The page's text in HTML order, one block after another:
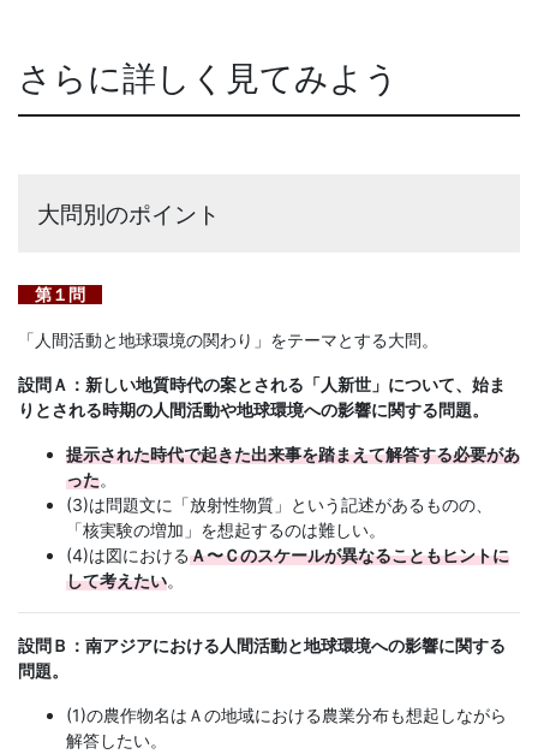
さらに詳しく見てみよう
大問別のポイント
第１問
「人間活動と地球環境の関わり」をテーマとする大問。
設問Ａ：新しい地質時代の案とされる「人新世」について、始ま
りとされる時期の人間活動や地球環境への影響に関する問題。
提示された時代で起きた出来事を踏まえて解答する必要があ
った。
(3)は問題文に「放射性物質」という記述があるものの、
「核実験の増加」を想起するのは難しい。
(4)は図におけるＡ〜Ｃのスケールが異なることもヒントに
して考えたい。
設問Ｂ：南アジアにおける人間活動と地球環境への影響に関する
問題。
(1)の農作物名はＡの地域における農業分布も想起しながら
解答したい。